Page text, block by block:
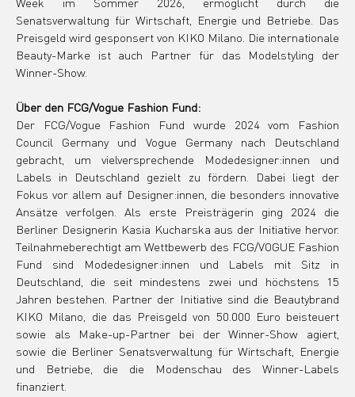
Senatsverwaltung für Wirtschaft, Energie und Betriebe. Das
Preisgeld wird gesponsert von KIKO Milano. Die internationale
Beauty-Marke ist auch Partner für das Modelstyling der
Winner-Show.
Über den FCG/Vogue Fashion Fund:
Der FCG/Vogue Fashion Fund wurde 2024 vom Fashion
Council Germany und Vogue Germany nach Deutschland
gebracht, um vielversprechende Modedesigner:innen und
Labels in Deutschland gezielt zu fördern. Dabei liegt der
Fokus vor allem auf Designer:innen, die besonders innovative
Ansätze verfolgen. Als erste Preisträgerin ging 2024 die
Berliner Designerin Kasia Kucharska aus der Initiative hervor.
Teilnahmeberechtigt am Wettbewerb des FCG/VOGUE Fashion
Fund sind Modedesigner:innen und Labels mit Sitz in
Deutschland, die seit mindestens zwei und höchstens 15
Jahren bestehen. Partner der Initiative sind die Beautybrand
KIKO Milano, die das Preisgeld von 50.000 Euro beisteuert
sowie als Make-up-Partner bei der Winner-Show agiert,
sowie die Berliner Senatsverwaltung für Wirtschaft, Energie
und Betriebe, die die Modenschau des Winner-Labels
finanziert.